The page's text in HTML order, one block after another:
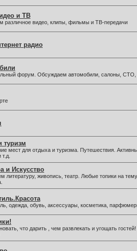
и ТВ
различное видео, клипы, фильмы и ТВ-передачи
радио
форум. Обсуждаем автомобили, салоны, СТО,
туризм
мест для отдыха и туризма. Путешествия.
и Искусство
литературу, живопись, театр. Любые топики на
одежда, обувь, аксессуары, косметика,
что дарить , чем развлекать и угощать